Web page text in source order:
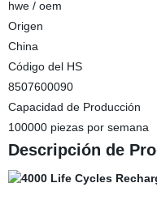
hwe / oem
Origen
China
Código del HS
8507600090
Capacidad de Producción
100000 piezas por semana
Descripción de